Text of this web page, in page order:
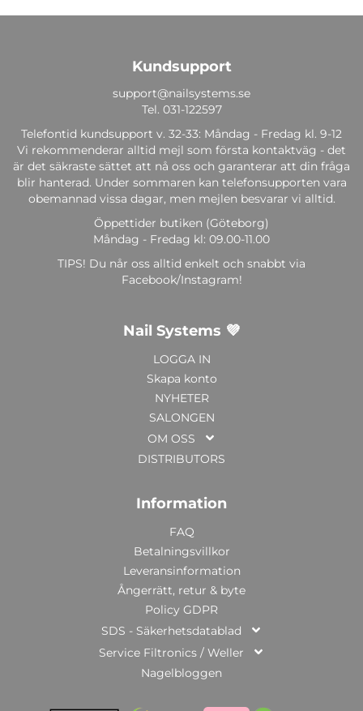
Kundsupport
support@nailsystems.se
Tel. 031-122597
Telefontid kundsupport v. 32-33: Måndag - Fredag kl. 9-12
Vi rekommenderar alltid mejl som första kontaktväg - det
är det säkraste sättet att nå oss och garanterar att din fråga
blir hanterad. Under sommaren kan telefonsupporten vara
obemannad vissa dagar, men mejlen besvarar vi alltid.
Öppettider butiken (Göteborg)
Måndag - Fredag kl: 09.00-11.00
TIPS! Du når oss alltid enkelt och snabbt via
Facebook/Instagram!
Nail Systems 💜
LOGGA IN
Skapa konto
NYHETER
SALONGEN
OM OSS
DISTRIBUTORS
Information
FAQ
Betalningsvillkor
Leveransinformation
Ångerrätt, retur & byte
Policy GDPR
SDS - Säkerhetsdatablad
Service Filtronics / Weller
Nagelbloggen